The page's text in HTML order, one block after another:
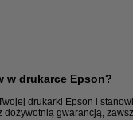
w drukarce Epson?
drukarki Epson i
dożywotnią gwarancją,